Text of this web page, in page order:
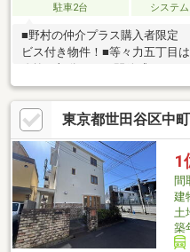
駐車2台
システ
■野村の仲介プラス購入者限
ビス付き物件！■等々力五丁目
スありで収納力充実■1618サイ
さです テレビとジャグジー機
種による制限あり）■2人同時に
■スーパー【オオゼキ尾山台店
約1.7km
東京都世田谷区中
1
間
建
土
築